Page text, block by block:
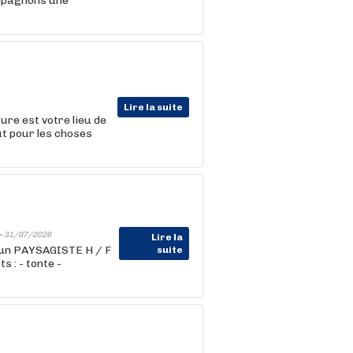
Lire la suite
est votre lieu de
pour les choses
31/07/2026
Lire la
suite
PAYSAGISTE H / F
: - tonte -